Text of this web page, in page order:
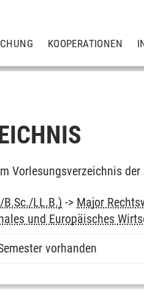
KOOPERATIONEN
Vorlesungsverzeichnis der
LL.B.) -> Major
und Europäisches
vorhanden